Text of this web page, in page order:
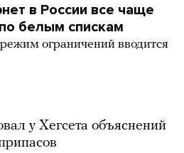
в России все чаще
белым спискам
ограничений вводится
у Хегсета объяснений